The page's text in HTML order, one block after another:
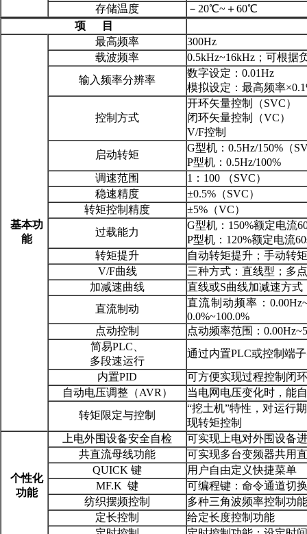
存储温度
－20℃~＋60℃
项
目
基本功
能
最高频率
300Hz
载波频率
0.5kHz~16kHz；可根据
输入频率分辨率
数字设定：0.01Hz
模拟设定：最高频率
控制方式
开环矢量控制（SVC）
闭环矢量控制（VC）
V/F控制
启动转矩
G型机：0.5Hz/150%
P型机：0.5Hz/100%
调速范围
1：100 （SVC）
稳速精度
±0.5%（SVC）
转矩控制精度
±5%（VC）
过载能力
G型机：150%额定电流
P型机：120%额定电流
转矩提升
自动转矩提升；手动转
V/F曲线
三种方式：直线型；多
加减速曲线
直线或S曲线加减速方式
直流制动
直流制动频率：
0.0%~100.0%
点动控制
点动频率范围：
简易PLC、
多段速运行
通过内置PLC或控制端
内置PID
可方便实现过程控制闭
自动电压调整（AVR）
当电网电压变化时，能
转矩限定与控制
“挖土机”特性，对运行
现转矩控制
个性化
功能
上电外围设备安全自检
可实现上电对外围设备
共直流母线功能
可实现多台变频器共用
QUICK 键
用户自由定义快捷菜单
MF.K 键
可编程键：命令通道切
纺织摆频控制
多种三角波频率控制功能
定长控制
给定长度控制功能